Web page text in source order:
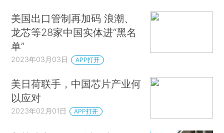
美国出口管制再加码 浪潮、
龙芯等28家中国实体进“黑名
单”
2023年03月03日 APP打开
美日荷联手，中国芯片产业何
以应对
2023年02月01日 APP打开